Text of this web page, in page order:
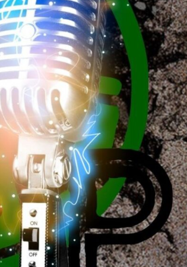
La entrevista bTactic
La entrevista bTactic
mayo 7, 2026
0
Nos hacemos mayores. Vamos creciendo. Tanto así
que el próximo 20 de mayo celebramos nuestro
cuarto cumpleaños. Y todo crecimiento conlleva
sus cambios. Cambio que...
Leer más